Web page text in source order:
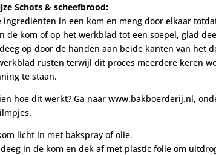
Schots & scheefbrood:
ingrediënten in een kom en meng door elkaar
de kom of op het werkblad tot een soepel, glad
op door de handen aan beide kanten van het
rusten terwijl dit proces meerdere keren
te staan.
hoe dit werkt? Ga naar www.bakboerderij.nl,
licht in met bakspray of olie.
in de kom en dek af met plastic folie om